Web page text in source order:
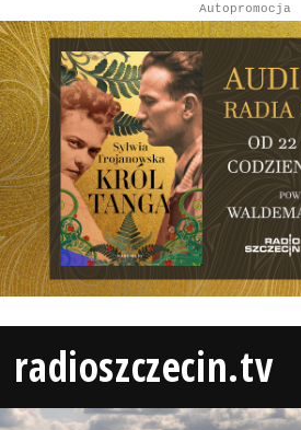
Autopromocja
radioszczecin.tv